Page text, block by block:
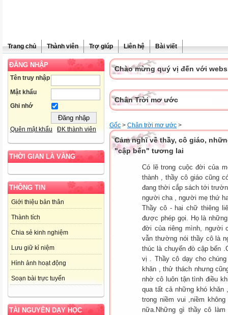
Trang chủ Thành viên Trợ giúp Liên hệ Bài viết
ĐĂNG NHẬP
Tên truy nhập
Mật khẩu
Ghi nhớ
Quên mật khẩu ĐK thành viên
THỜI GIAN LÀ VÀNG
THÔNG TIN
Giới thiệu bản thân
Thành tích
Chia sẻ kinh nghiệm
Lưu giữ kỉ niệm
Hình ảnh hoạt động
Soạn bài trực tuyến
TÀI NGUYÊN DẠY HỌC
Chào mừng quý vị đến với
Chân Trời mơ ước
Gốc > Chân trời mơ ước >
Cảm nghĩ về thầy, cô giáo,
"cập bến" tương lai
Có lẽ trong cuộc đời của
thành , thầy cô giáo cũng
đang thời cắp sách tới
người cha , người mẹ thứ
Thầy cô - hai chữ thiêng
được phép gọi. Họ là
đời của riêng mình, người
vẫn thường nói thầy cô là
thúc là chuyến đò cập bến
vị . Thầy cô dạy cho
khăn , thử thách nhưng
nhờ cô luôn tận tình điều
qua tất cả những khó khăn
trong niềm vui ,niềm
nữa.Những gì thầy cô